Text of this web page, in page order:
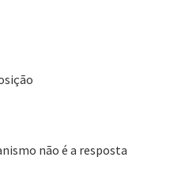
não é a resposta